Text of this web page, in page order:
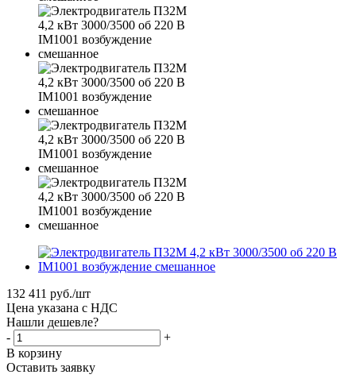
132 411 руб./шт
Цена указана с НДС
Нашли дешевле?
-
+
В корзину
Оставить заявку